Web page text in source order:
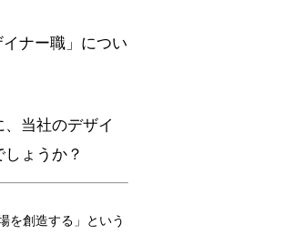
ナー職」につい
当社のデザイ
ょうか？
を創造する」という